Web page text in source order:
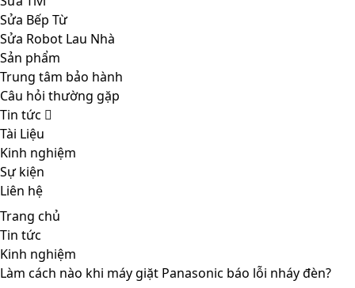
Sửa Bếp Từ
Sửa Robot Lau Nhà
Sản phẩm
Trung tâm bảo hành
Câu hỏi thường gặp
Tin tức
Tài Liệu
Kinh nghiệm
Sự kiện
Liên hệ
Trang chủ
Tin tức
Kinh nghiệm
Làm cách nào khi máy giặt Panasonic báo lỗi nháy đèn?